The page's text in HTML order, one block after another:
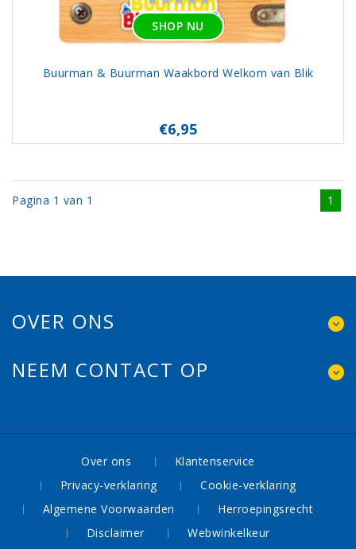
SHOP NU
Buurman & Buurman Waakbord Welkom van Blik
€6,95
Pagina 1 van 1 1
OVER ONS
NEEM CONTACT OP
Over ons
Klantenservice
Privacy-verklaring
Cookie-verklaring
Algemene Voorwaarden
Herroepingsrecht
Disclaimer
Webwinkelkeur